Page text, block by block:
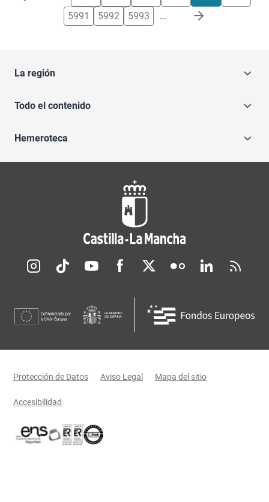
5991
5992 5993 …
La región
Todo el contenido
Hemeroteca
Redes sociales JCCM
Menú legal
Protección de Datos Aviso Legal Mapa del sitio
Accesibilidad